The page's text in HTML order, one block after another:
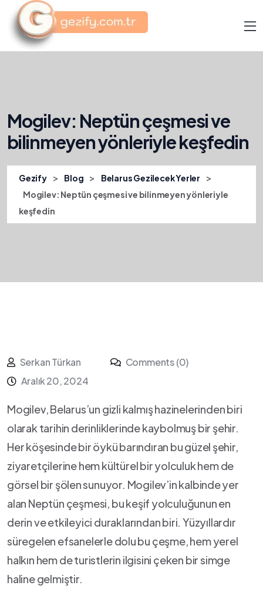
Mogilev: Neptün çeşmesi ve
bilinmeyen yönleriyle keşfedin
Gezify > Blog > Belarus Gezilecek Yerler >
Mogilev: Neptün çeşmesi ve bilinmeyen yönleriyle
keşfedin
Serkan Türkan
Comments (0)
Aralık 20, 2024
Mogilev, ⁣Belarus’un gizli kalmış hazinelerinden biri
olarak tarihin ‌derinliklerinde kaybolmuş bir şehir.‌
Her köşesinde bir öykü ⁢barındıran bu ⁣güzel ⁢şehir,⁤
ziyaretçilerine hem kültürel⁤ bir yolculuk hem de
görsel bir şölen⁣ sunuyor.‍ Mogilev’in ‌kalbinde⁣ yer ​
alan Neptün çeşmesi, bu keşif‌ yolculuğunun en
derin ve etkileyici duraklarından biri. Yüzyıllardır
süregelen efsanelerle dolu⁤ bu çeşme, hem yerel
halkın hem de turistlerin​ ilgisini çeken bir ‍simge
haline gelmiştir. ⁣